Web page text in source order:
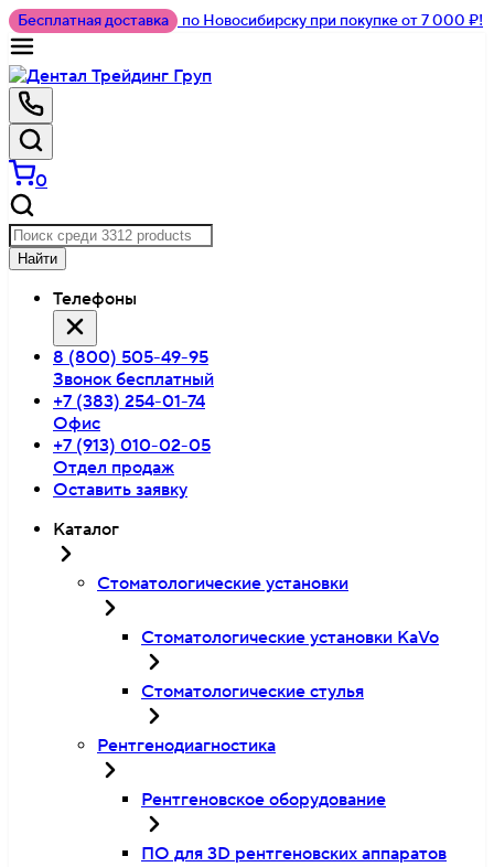
Бесплатная доставка по Новосибирску при покупке от 7 000 ₽!
0
Найти
Телефоны
8 (800) 505-49-95
Звонок бесплатный
+7 (383) 254-01-74
Офис
+7 (913) 010-02-05
Отдел продаж
Оставить заявку
Каталог
Стоматологические установки
Стоматологические установки KaVo
Стоматологические стулья
Рентгенодиагностика
Рентгеновское оборудование
ПО для 3D рентгеновских аппаратов